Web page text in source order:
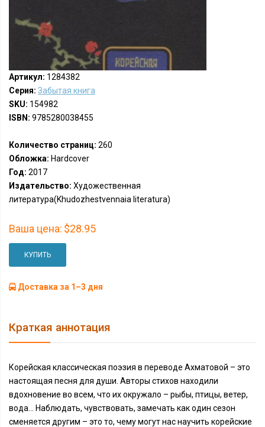
Артикул: 1284382
Серия: Забытая книга
SKU: 154982
ISBN: 9785280038455
Количество страниц: 260
Обложка: Hardcover
Год: 2017
Издательство: Художественная
литература(Khudozhestvennaia literatura)
Ваша цена: $28.95
КУПИТЬ
Доставка за 1–3 дня
Краткая аннотация
Корейская классическая поэзия в переводе Ахматовой – это
настоящая песня для души. Авторы стихов находили
вдохновение во всем, что их окружало – рыбы, птицы, ветер,
вода… Наблюдать, чувствовать, замечать как один сезон
сменяется другим – это то, чему могут нас научить корейские